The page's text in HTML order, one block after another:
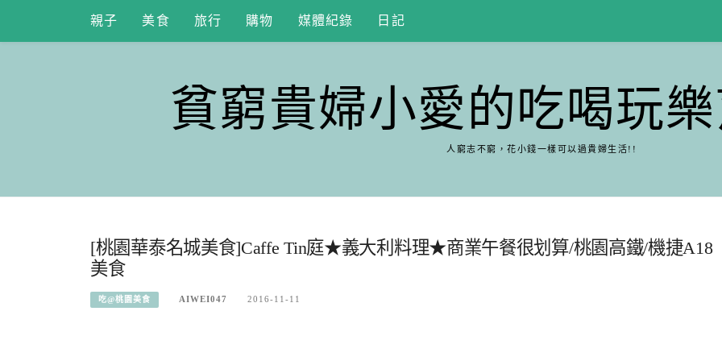
content
親子 美食 旅行 購物 媒體紀錄 日記
貧窮貴婦小愛的吃喝玩
人窮志不窮，花小錢一樣可以過貴婦生活!!
[桃園華泰名城美食]Caffe Tin庭★義大利料理★商業午餐很划算/桃園高鐵/機捷A18
美食
吃@桃園美食 AIWEI047 2016-11-11